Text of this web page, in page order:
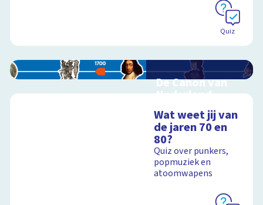
Quiz
De Canon van
Nederland
schoolplaat over de
Canon
Schoolplaat
Wat weet jij van
de jaren 70 en
80?
Quiz over punkers,
popmuziek en
atoomwapens